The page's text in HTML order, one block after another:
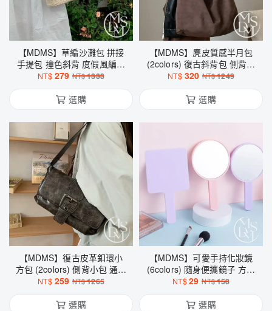
【MDMS】草編沙灘包 拼接
手提包 撞色斜背 度假風編織
包 B269
NT$ 279 NT$1333
選購
【MDMS】麂皮質感半月包
(2colors) 復古斜背包 側背包
通勤百搭女包 B251
NT$ 320 NT$1249
選購
【MDMS】復古皮革釦環小
方包 (2colors) 側背小包 通勤
百搭女包 B301
NT$ 259 NT$1265
選購
【MDMS】可愛手持化妝鏡
(6colors) 隨身便攜鏡子 方形
手拿鏡 圓形桌上鏡 洗臉鏡 美
NT$29 NT$158
選購